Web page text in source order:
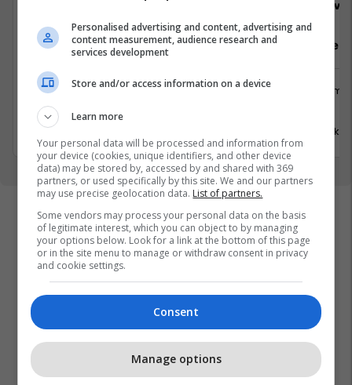
Viva Fresh Store
Sektorist/e
Logjistikë
Suharekë
17 Korrik 2026
Arkatar/e
17 Korrik
Personalised advertising and content, advertising and
content measurement, audience research and
services development
Store and/or access information on a device
Learn more
Your personal data will be processed and information from
your device (cookies, unique identifiers, and other device
data) may be stored by, accessed by and shared with 369
partners, or used specifically by this site. We and our partners
may use precise geolocation data. List of partners.
Some vendors may process your personal data on the basis
of legitimate interest, which you can object to by managing
your options below. Look for a link at the bottom of this page
or in the site menu to manage or withdraw consent in privacy
and cookie settings.
Consent
Manage options